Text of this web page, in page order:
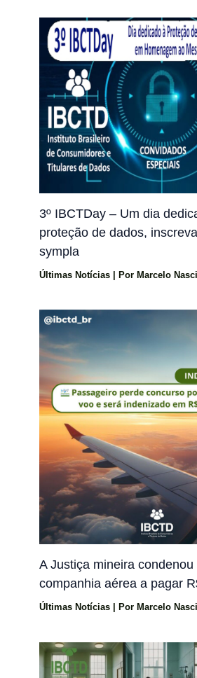
3º IBCTDay – Um dia
proteção de dados,
sympla
Últimas Notícias | Por Marcelo
A Justiça mineira condenou
companhia aérea a pagar
Últimas Notícias | Por Marcelo